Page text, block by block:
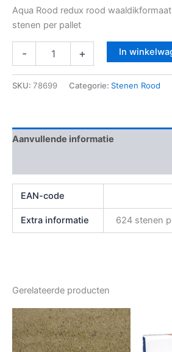
Aqua Rood redux rood
stenen per pallet
- + In
SKU: 78699 Categorie: Stenen Rood
Aanvullende informatie
EAN-code
Extra informatie 624 stenen
Gerelateerde producten